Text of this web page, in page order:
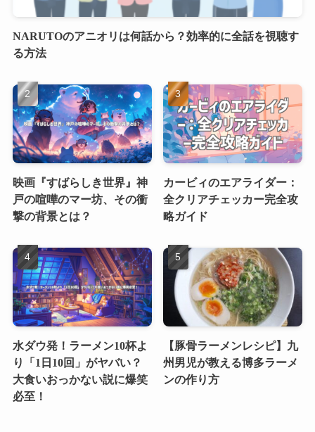
NARUTOのアニオリは何話から？効率的に全話を視聴す
る方法
映画『すばらしき世界』神
戸の喧嘩のマー坊、その衝
撃の背景とは？
カービィのエアライダー：
全クリアチェッカー完全攻
略ガイド
水ダウ発！ラーメン10杯よ
り「1日10回」がヤバい？
大食いおっかない説に爆笑
必至！
【豚骨ラーメンレシピ】九
州男児が教える博多ラーメ
ンの作り方